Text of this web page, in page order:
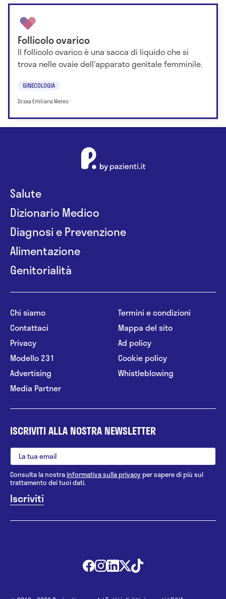
Follicolo ovarico
Il follicolo ovarico è una sacca di liquido che si
trova nelle ovaie dell'apparato genitale femminile.
GINECOLOGIA
Dr.ssa Emiliana Meleo
Salute
Dizionario Medico
Diagnosi e Prevenzione
Alimentazione
Genitorialità
Chi siamo
Contattaci
Privacy
Modello 231
Advertising
Media Partner
Termini e condizioni
Mappa del sito
Ad policy
Cookie policy
Whistleblowing
ISCRIVITI ALLA NOSTRA NEWSLETTER
Consulta la nostrainformativa sulla privacy per sapere di più sul
trattamento dei tuoi dati.